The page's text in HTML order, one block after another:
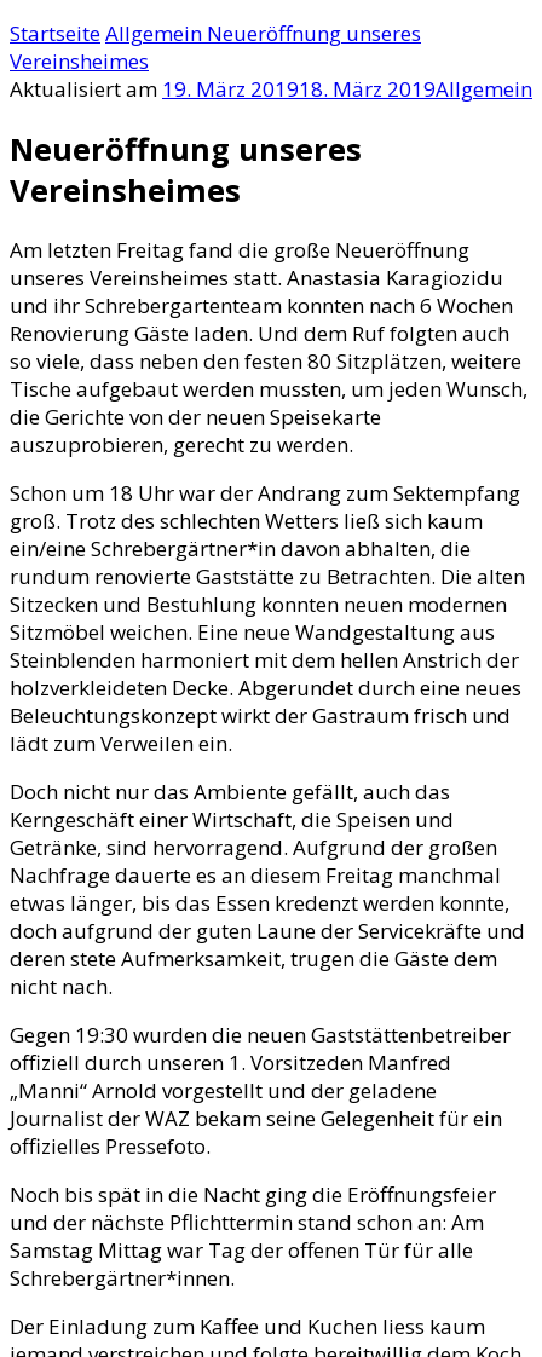
StartseiteAllgemein Neueröffnung unseres
Vereinsheimes
Aktualisiert am 19. März 201918. März 2019Allgemein
Neueröffnung unseres
Vereinsheimes
Am letzten Freitag fand die große Neueröffnung
unseres Vereinsheimes statt. Anastasia Karagiozidu
und ihr Schrebergartenteam konnten nach 6 Wochen
Renovierung Gäste laden. Und dem Ruf folgten auch
so viele, dass neben den festen 80 Sitzplätzen, weitere
Tische aufgebaut werden mussten, um jeden Wunsch,
die Gerichte von der neuen Speisekarte
auszuprobieren, gerecht zu werden.
Schon um 18 Uhr war der Andrang zum Sektempfang
groß. Trotz des schlechten Wetters ließ sich kaum
ein/eine Schrebergärtner*in davon abhalten, die
rundum renovierte Gaststätte zu Betrachten. Die alten
Sitzecken und Bestuhlung konnten neuen modernen
Sitzmöbel weichen. Eine neue Wandgestaltung aus
Steinblenden harmoniert mit dem hellen Anstrich der
holzverkleideten Decke. Abgerundet durch eine neues
Beleuchtungskonzept wirkt der Gastraum frisch und
lädt zum Verweilen ein.
Doch nicht nur das Ambiente gefällt, auch das
Kerngeschäft einer Wirtschaft, die Speisen und
Getränke, sind hervorragend. Aufgrund der großen
Nachfrage dauerte es an diesem Freitag manchmal
etwas länger, bis das Essen kredenzt werden konnte,
doch aufgrund der guten Laune der Servicekräfte und
deren stete Aufmerksamkeit, trugen die Gäste dem
nicht nach.
Gegen 19:30 wurden die neuen Gaststättenbetreiber
offiziell durch unseren 1. Vorsitzeden Manfred
„Manni“ Arnold vorgestellt und der geladene
Journalist der WAZ bekam seine Gelegenheit für ein
offizielles Pressefoto.
Noch bis spät in die Nacht ging die Eröffnungsfeier
und der nächste Pflichttermin stand schon an: Am
Samstag Mittag war Tag der offenen Tür für alle
Schrebergärtner*innen.
Der Einladung zum Kaffee und Kuchen liess kaum